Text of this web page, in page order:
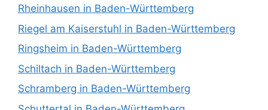
Rheinhausen in Baden-Württemberg
Riegel am Kaiserstuhl in Baden-Württemberg
Ringsheim in Baden-Württemberg
Schiltach in Baden-Württemberg
Schramberg in Baden-Württemberg